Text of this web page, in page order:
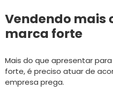
Vendendo mais
marca forte
Mais do que apresentar
forte, é preciso atuar de
empresa prega.